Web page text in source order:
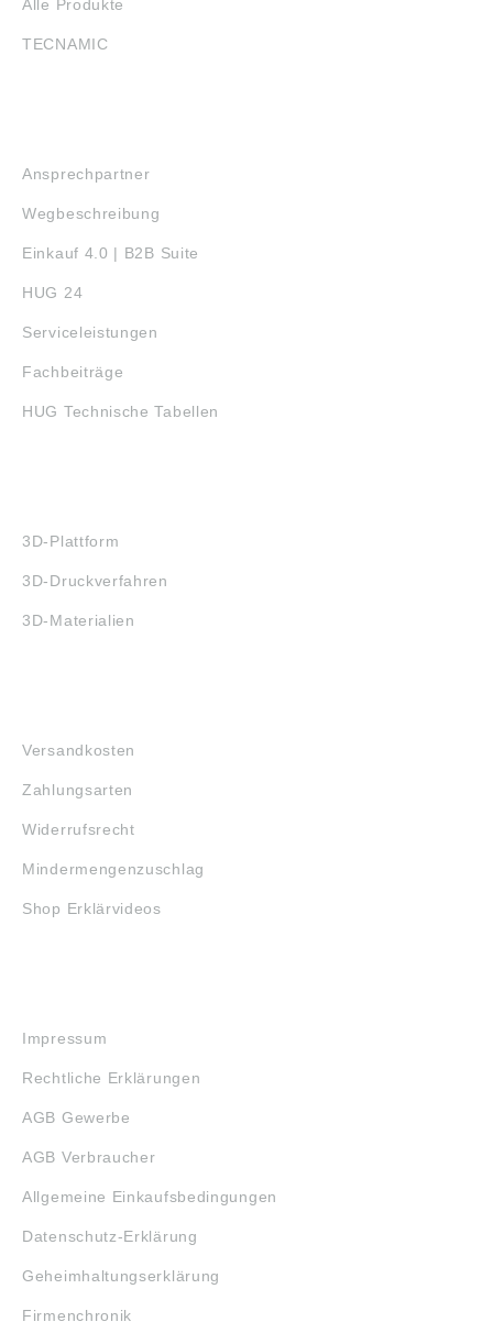
Alle Produkte
TECNAMIC
Ansprechpartner
Wegbeschreibung
Einkauf 4.0 | B2B Suite
HUG 24
Serviceleistungen
Fachbeiträge
HUG Technische Tabellen
3D-Plattform
3D-Druckverfahren
3D-Materialien
Versandkosten
Zahlungsarten
Widerrufsrecht
Mindermengenzuschlag
Shop Erklärvideos
Impressum
Rechtliche Erklärungen
AGB Gewerbe
AGB Verbraucher
Allgemeine Einkaufsbedingungen
Datenschutz-Erklärung
Geheimhaltungserklärung
Firmenchronik